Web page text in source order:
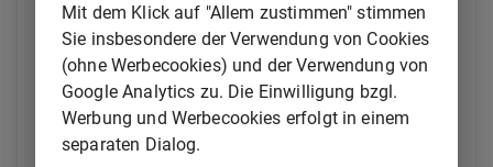
2 eine dort genannte Tonaufzeichnung
oder einen dort genannten Ausschnitt
veröffentlicht oder zugänglich macht oder
2.
als Ausländer einer
Aufenthaltsbeschränkung nach § 56
oder § 59b Absatz 1
Mit dem Klick auf "Allem zustimmen" stimmen
Sie insbesondere der Verwendung von Cookies
(ohne Werbecookies) und der Verwendung von
Google Analytics zu. Die Einwilligung bzgl.
Werbung und Werbecookies erfolgt in einem
separaten Dialog.